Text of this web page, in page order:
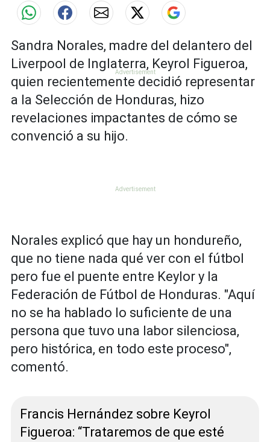
Sandra Norales, madre del delantero del
Liverpool de Inglaterra, Keyrol Figueroa,
quien recientemente decidió representar
a la Selección de Honduras, hizo
revelaciones impactantes de cómo se
convenció a su hijo.
Norales explicó que hay un hondureño,
que no tiene nada qué ver con el fútbol
pero fue el puente entre Keylor y la
Federación de Fútbol de Honduras. "Aquí
no se ha hablado lo suficiente de una
persona que tuvo una labor silenciosa,
pero histórica, en todo este proceso",
comentó.
Francis Hernández sobre Keyrol
Figueroa: “Trataremos de que esté